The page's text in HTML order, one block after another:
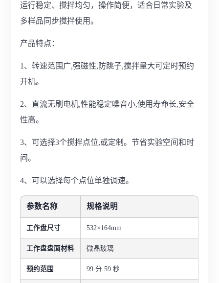
运行稳定、搅拌均匀，操作简便，适合日常实验及
多样品同步搅拌使用。
产品特点：
1、转速范围广,强磁性,防跳子,搅拌量大可定时预约
开机。
2、直流无刷电机,性能稳定噪音小,使用寿命长,安全
性高。
3、可选择3个搅拌点位,或定制。节省实验空间和时
间。
4、可以选择每个点位单独调速。
参数名称 规格说明
工作盘尺寸 532×164mm
工作盘盘面材料 微晶玻璃
预约范围 99 分 59 秒